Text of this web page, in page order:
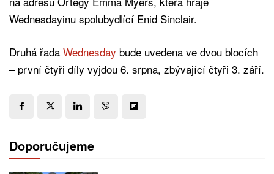
Wednesdayinu spolubydlící Enid Sinclair.
Druhá řada Wednesday bude uvedena ve dvou blocích
– první čtyři díly vyjdou 6. srpna, zbývající čtyři 3. září.
Doporučujeme